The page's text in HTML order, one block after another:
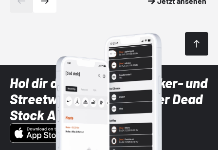
Hol dir die neuesten Sneaker- und
Streetwear-Brands mit der Dead
Stock App